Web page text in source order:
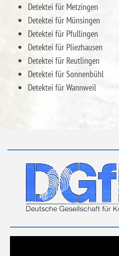
Detektei für Metzingen
Detektei für Münsingen
Detektei für Pfullingen
Detektei für Pliezhausen
Detektei für Reutlingen
Detektei für Sonnenbühl
Detektei für Wannweil